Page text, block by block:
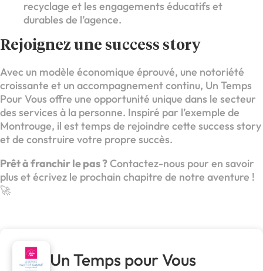
recyclage et les engagements éducatifs et
durables de l’agence.
Rejoignez une success story
Avec un modèle économique éprouvé, une notoriété
croissante et un accompagnement continu, Un Temps
Pour Vous offre une opportunité unique dans le secteur
des services à la personne. Inspiré par l’exemple de
Montrouge, il est temps de rejoindre cette success story
et de construire votre propre succès.
Prêt à franchir le pas ?Contactez-nous pour en savoir
plus et écrivez le prochain chapitre de notre aventure !
🚀
Un Temps pour Vous